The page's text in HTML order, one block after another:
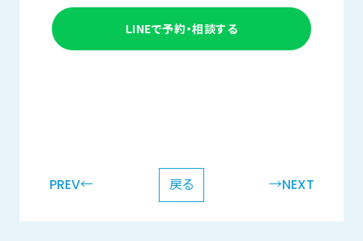
LINEで予約・相談する
PREV← 戻る →NEXT